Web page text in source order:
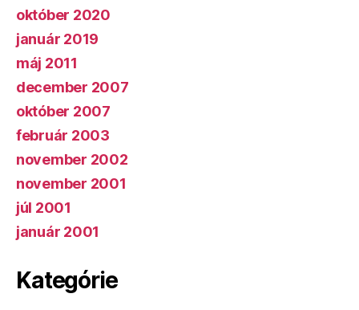
október 2020
január 2019
máj 2011
december 2007
október 2007
február 2003
november 2002
november 2001
júl 2001
január 2001
Kategórie